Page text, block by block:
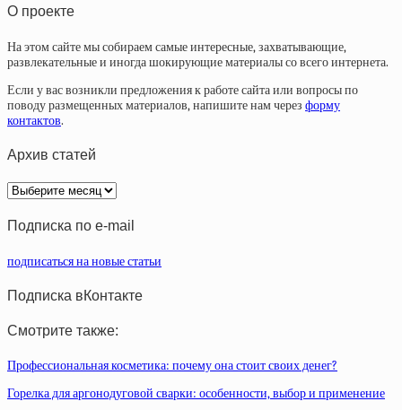
О проекте
На этом сайте мы собираем самые интересные, захватывающие,
развлекательные и иногда шокирующие материалы со всего интернета.
Если у вас возникли предложения к работе сайта или вопросы по
поводу размещенных материалов, напишите нам через форму
контактов.
Архив статей
Архив
статей
Подписка по e-mail
подписаться на новые статьи
Подписка вКонтакте
Смотрите также:
Профессиональная косметика: почему она стоит своих денег?
Горелка для аргонодуговой сварки: особенности, выбор и применение